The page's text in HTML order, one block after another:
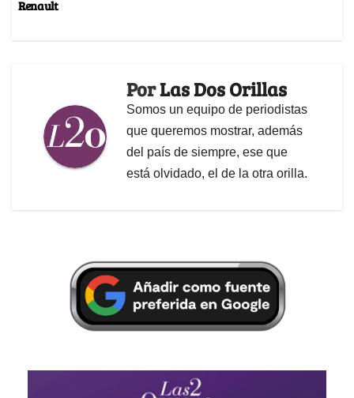
Renault
PorLas Dos Orillas
Somos un equipo de periodistas
que queremos mostrar, además
del país de siempre, ese que
está olvidado, el de la otra orilla.